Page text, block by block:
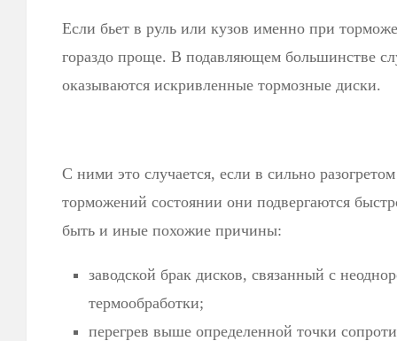
Если бьет в руль или кузов именно при
гораздо проще. В подавляющем большинстве
оказываются искривленные тормозные диски.
С ними это случается, если в сильно
торможений состоянии они подвергаются
быть и иные похожие причины:
заводской брак дисков, связанный с
термообработки;
перегрев выше определенной точки